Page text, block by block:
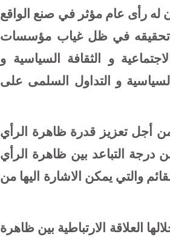
له رأى عام مؤثر في صنع الواقع
تحقيقه في ظل غياب مؤسسات
و الثقافة السياسية و
و التداول السلمى على
جل تعزيز قدرة ظاهرة الرأي
درجة التباعد بين ظاهرة الرأي
والتي يمكن الاشارة اليها من
العلاقة الارتباطية بين ظاهرة